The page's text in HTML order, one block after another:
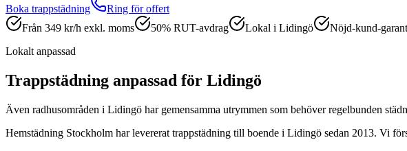
Boka trappstädning
Ring för offert
Från 349 kr/h exkl. moms
50% RUT-avdrag Lokal i Lidingö
Nöjd-kund-
Lokalt anpassad
Trappstädning anpassad för Lidingö
Även radhusområden i Lidingö har gemensamma utrymmen som behöver regelbunden
Hemstädning Stockholm har levererat trappstädning till boende i Lidingö sedan 2013. Vi